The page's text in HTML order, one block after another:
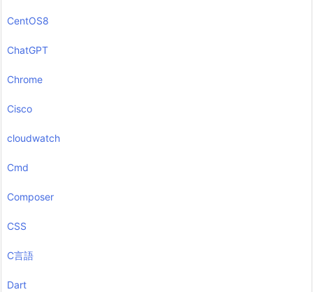
CentOS8
ChatGPT
Chrome
Cisco
cloudwatch
Cmd
Composer
CSS
C言語
Dart